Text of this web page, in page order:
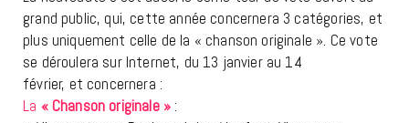
grand public, qui, cette année concernera 3 catégories, et
plus uniquement celle de la « chanson originale ». Ce vote
se déroulera sur Internet, du 13 janvier au 14
février, et concernera :
La « Chanson originale » :